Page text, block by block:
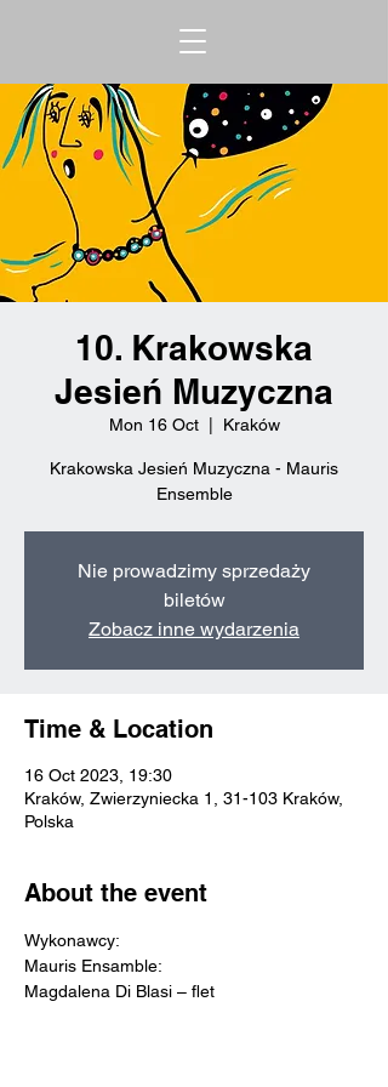
10. Krakowska
Jesień Muzyczna
Mon 16 Oct
  |
Kraków
Krakowska Jesień Muzyczna - Mauris
Ensemble
Nie prowadzimy sprzedaży
biletów
Zobacz inne wydarzenia
Time & Location
16 Oct 2023, 19:30
Kraków, Zwierzyniecka 1, 31-103 Kraków,
Polska
About the event
Wykonawcy:
Mauris Ensamble:
Magdalena Di Blasi – flet